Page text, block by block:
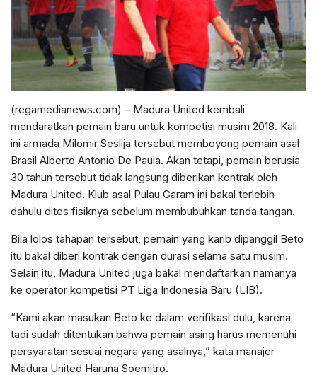
(regamedianews.com) – Madura United kembali
mendaratkan pemain baru untuk kompetisi musim 2018. Kali
ini armada Milomir Seslija tersebut memboyong pemain asal
Brasil Alberto Antonio De Paula. Akan tetapi, pemain berusia
30 tahun tersebut tidak langsung diberikan kontrak oleh
Madura United. Klub asal Pulau Garam ini bakal terlebih
dahulu dites fisiknya sebelum membubuhkan tanda tangan.
Bila lolos tahapan tersebut, pemain yang karib dipanggil Beto
itu bakal diberi kontrak dengan durasi selama satu musim.
Selain itu, Madura United juga bakal mendaftarkan namanya
ke operator kompetisi PT Liga Indonesia Baru (LIB).
“Kami akan masukan Beto ke dalam verifikasi dulu, karena
tadi sudah ditentukan bahwa pemain asing harus memenuhi
persyaratan sesuai negara yang asalnya,” kata manajer
Madura United Haruna Soemitro.